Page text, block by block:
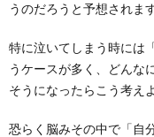
うのだろうと予想されます
特に泣いてしまう時には
うケースが多く、どんな
そうになったらこう考え
恐らく脳みその中で「自